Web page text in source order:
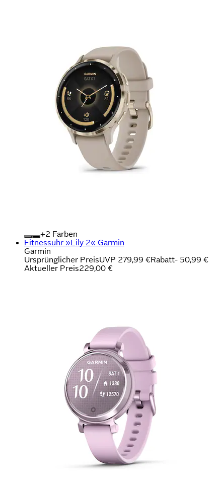
+
Farben
Fitnessuhr »Lily 2« Garmin
Garmin
Ursprünglicher PreisUVP 279,99 €Rabatt- 50,99 €
Aktueller Preis229,00 €